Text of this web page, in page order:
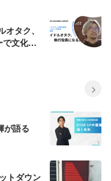
タク、
で文化を
が語る
トダウン